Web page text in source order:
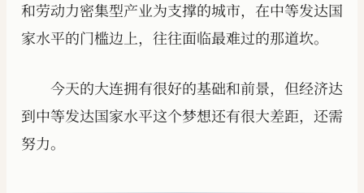
和劳动力密集型产业为支撑的城市，在中等发达国
家水平的门槛边上，往往面临最难过的那道坎。
今天的大连拥有很好的基础和前景，但经济达
到中等发达国家水平这个梦想还有很大差距，还需
努力。